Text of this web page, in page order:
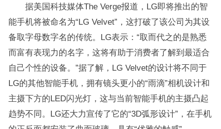
据美国科技媒体The Verge报道，LG即将推出的智
能手机将被命名为“LG Velvet”，这打破了该公司为其设
备取字母数字名的传统。LG表示：“取而代之的是熟悉
而富有表现力的名字，这将有助于消费者了解到最适合
自己个性的设备。”据了解，LG Velvet的设计将不同于
LG的其他智能手机，拥有镜头更小的“雨滴”相机设计和
主摄下方的LED闪光灯，这与当前智能手机的主摄凸起
趋势不同。LG还大力宣传了它的“3D弧形设计”，在手机